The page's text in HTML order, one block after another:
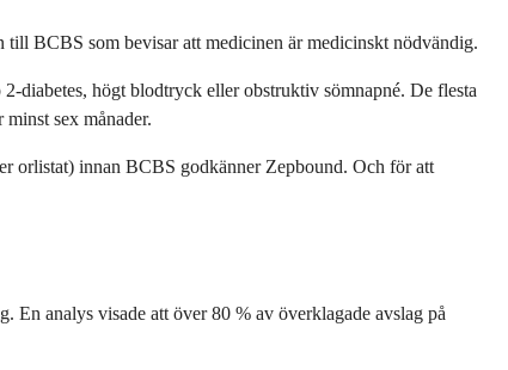
BCBS som bevisar att medicinen är medicinskt nödvändig.
diabetes, högt blodtryck eller obstruktiv sömnapné. De flesta
sex månader.
orlistat) innan BCBS godkänner Zepbound. Och för att
En analys visade att över 80 % av överklagade avslag på